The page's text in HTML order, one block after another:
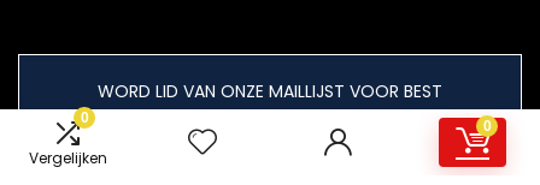
0
Vergelijken
0
WORD LID VAN ONZE MAILLIJST VOOR BEST
Aanbiedingen